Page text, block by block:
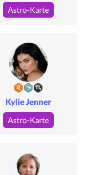
Astro-Karte
Kylie Jenner
Astro-Karte